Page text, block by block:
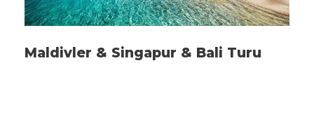
Maldivler & Singapur & Bali Turu